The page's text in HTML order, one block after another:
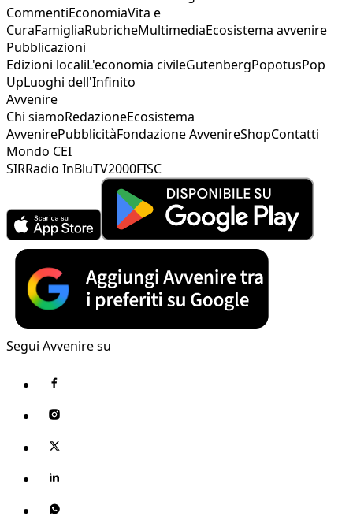
CommentiEconomiaVita e
CuraFamigliaRubricheMultimediaEcosistema avvenire
Pubblicazioni
Edizioni localiL'economia civileGutenbergPopotusPop
UpLuoghi dell'Infinito
Avvenire
Chi siamoRedazioneEcosistema
AvvenirePubblicitàFondazione AvvenireShopContatti
Mondo CEI
SIRRadio InBluTV2000FISC
Segui Avvenire su